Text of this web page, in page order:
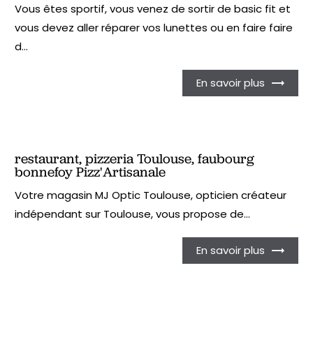
Vous êtes sportif, vous venez de sortir de basic fit et
vous devez aller réparer vos lunettes ou en faire faire
d...
En savoir plus
restaurant, pizzeria Toulouse, faubourg
bonnefoy Pizz'Artisanale
Votre magasin MJ Optic Toulouse, opticien créateur
indépendant sur Toulouse, vous propose de...
En savoir plus